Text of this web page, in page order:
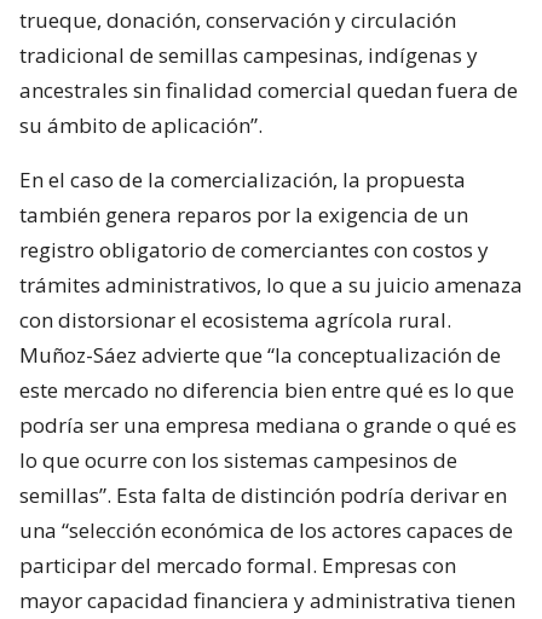
trueque, donación, conservación y circulación
tradicional de semillas campesinas, indígenas y
ancestrales sin finalidad comercial quedan fuera de
su ámbito de aplicación”.
En el caso de la comercialización, la propuesta
también genera reparos por la exigencia de un
registro obligatorio de comerciantes con costos y
trámites administrativos, lo que a su juicio amenaza
con distorsionar el ecosistema agrícola rural.
Muñoz-Sáez advierte que “la conceptualización de
este mercado no diferencia bien entre qué es lo que
podría ser una empresa mediana o grande o qué es
lo que ocurre con los sistemas campesinos de
semillas”. Esta falta de distinción podría derivar en
una “selección económica de los actores capaces de
participar del mercado formal. Empresas con
mayor capacidad financiera y administrativa tienen